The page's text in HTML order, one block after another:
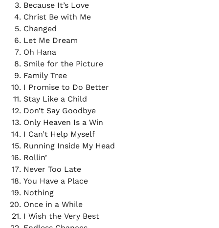
Because It’s Love
Christ Be with Me
Changed
Let Me Dream
Oh Hana
Smile for the Picture
Family Tree
I Promise to Do Better
Stay Like a Child
Don’t Say Goodbye
Only Heaven Is a Win
I Can’t Help Myself
Running Inside My Head
Rollin’
Never Too Late
You Have a Place
Nothing
Once in a While
I Wish the Very Best